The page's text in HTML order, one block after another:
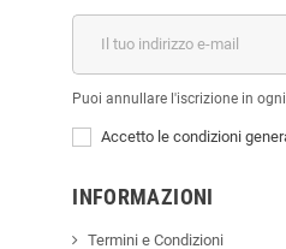
Puoi annullare l'iscrizione in
Accetto le condizioni
INFORMAZIONI
Termini e Condizioni